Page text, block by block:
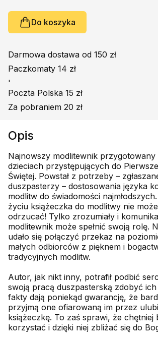
Do koszyka
Darmowa dostawa od 150 zł
Paczkomaty 14 zł
'
Poczta Polska 15 zł
Za pobraniem 20 zł
Opis
Najnowszy modlitewnik przygotowany
dzieciach przystępujących do
Świętej. Powstał z potrzeby –
duszpasterzy – dostosowania języka
modlitw do świadomości
życiu książeczka do modlitwy nie
odrzucać! Tylko zrozumiały i
modlitewnik może spełnić swoją rolę.
udało się połączyć przekaz na
małych odbiorców z pięknem i
tradycyjnych modlitw.
Autor, jak nikt inny, potrafił podbić
swoją pracą duszpasterską zdobyć
fakty dają poniekąd gwarancję, że
przyjmą one ofiarowaną im przez
książeczkę. To zaś sprawi, że chętniej
korzystać i dzięki niej zbliżać się do